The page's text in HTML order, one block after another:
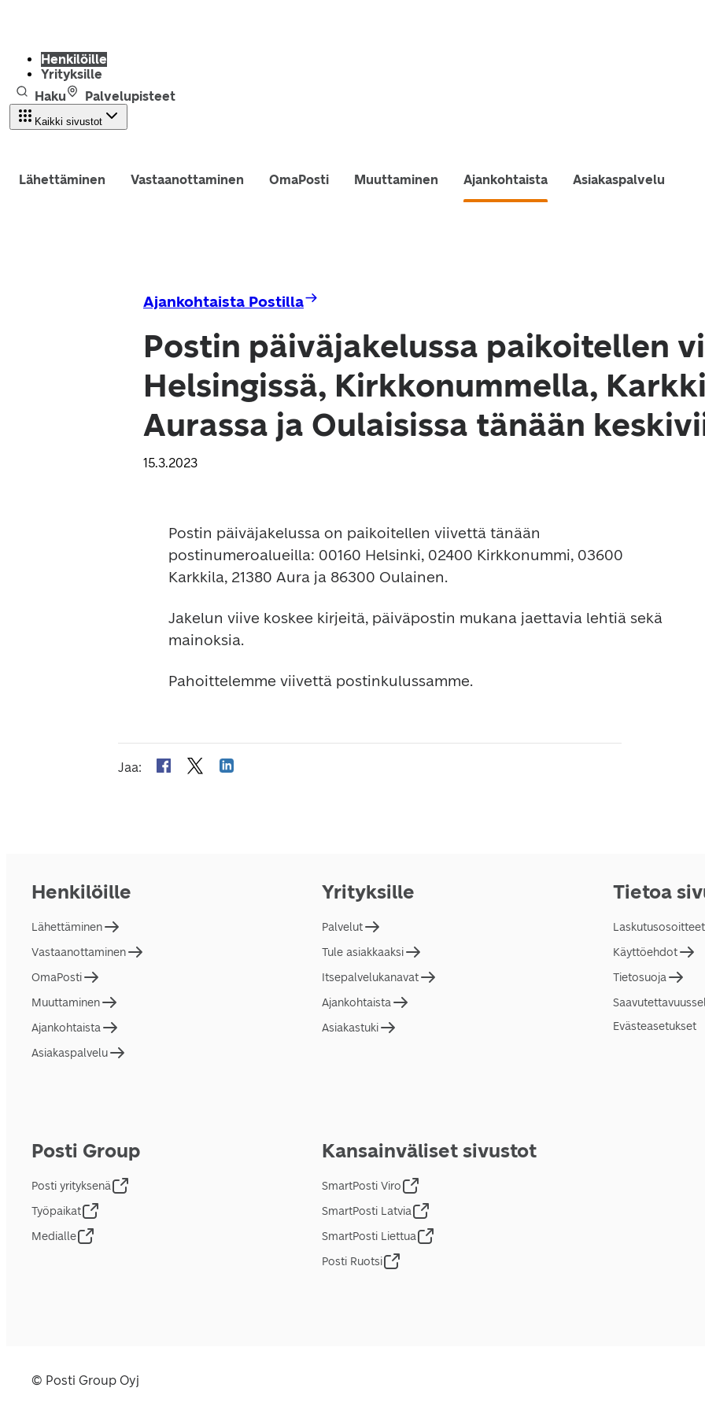
Henkilöille
Yrityksille
Haku
Palvelupisteet
Kaikki sivustot
Lähettäminen Vastaanottaminen OmaPosti Muuttaminen Ajankohtaista Asiakaspalvelu
Ajankohtaista Postilla
Postin päiväjakelussa paikoitellen
Helsingissä, Kirkkonummella,
Aurassa ja Oulaisissa tänään
15.3.2023
Postin päiväjakelussa on paikoitellen viivettä tänään
postinumeroalueilla: 00160 Helsinki, 02400 Kirkkonummi, 03600
Karkkila, 21380 Aura ja 86300 Oulainen.
Jakelun viive koskee kirjeitä, päiväpostin mukana jaettavia lehtiä sekä
mainoksia.
Pahoittelemme viivettä postinkulussamme.
Jaa:
Henkilöille
Lähettäminen
Vastaanottaminen
OmaPosti
Muuttaminen
Ajankohtaista
Asiakaspalvelu
Yrityksille
Palvelut
Tule asiakkaaksi
Itsepalvelukanavat
Ajankohtaista
Asiakastuki
Tietoa
Laskutusosoitteet
Käyttöehdot
Tietosuoja
Evästeasetukset
Posti Group
Posti yrityksenä
Työpaikat
Medialle
Kansainväliset sivustot
SmartPosti Viro
SmartPosti Latvia
SmartPosti Liettua
Posti Ruotsi
© Posti Group Oyj